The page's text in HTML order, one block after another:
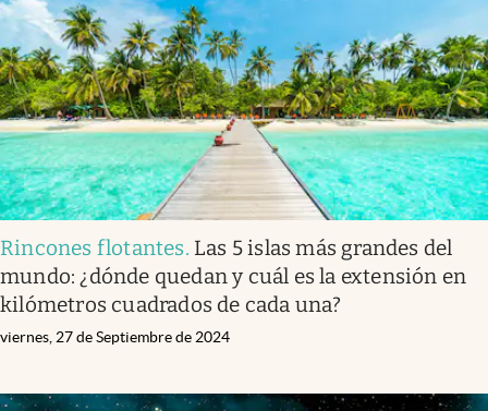
Rincones flotantes. Las 5 islas más grandes del
mundo: ¿dónde quedan y cuál es la extensión en
kilómetros cuadrados de cada una?
viernes, 27 de Septiembre de 2024